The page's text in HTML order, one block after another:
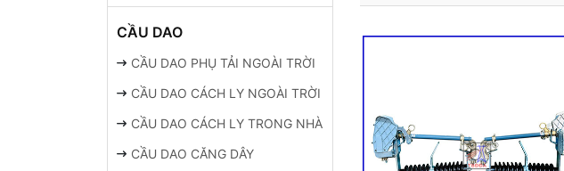
CẦU DAO
CẦU DAO PHỤ TẢI NGOÀI TRỜI
CẦU DAO CÁCH LY NGOÀI TRỜI
CẦU DAO CÁCH LY TRONG NHÀ
CẦU DAO CĂNG DÂY